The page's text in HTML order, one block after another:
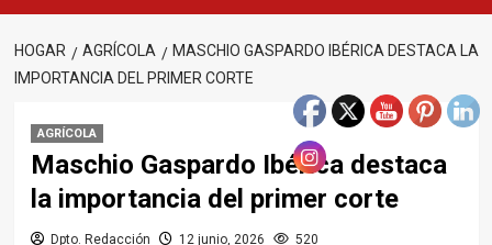
HOGAR AGRÍCOLA
MASCHIO GASPARDO IBÉRICA DESTACA LA
IMPORTANCIA DEL PRIMER CORTE
AGRÍCOLA
Maschio Gaspardo Ibérica destaca
la importancia del primer corte
Dpto. Redacción 12 junio, 2026 520